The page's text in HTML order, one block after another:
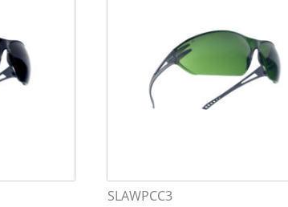
SLAWPCC3